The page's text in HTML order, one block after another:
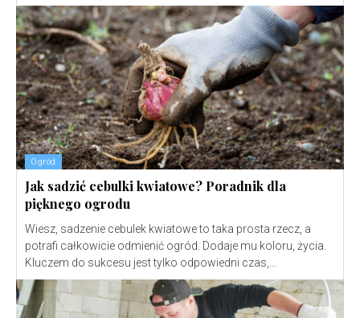
Ogród
Jak sadzić cebulki kwiatowe? Poradnik dla
pięknego ogrodu
Wiesz, sadzenie cebulek kwiatowe to taka prosta rzecz, a
potrafi całkowicie odmienić ogród. Dodaje mu koloru, życia.
Kluczem do sukcesu jest tylko odpowiedni czas,...